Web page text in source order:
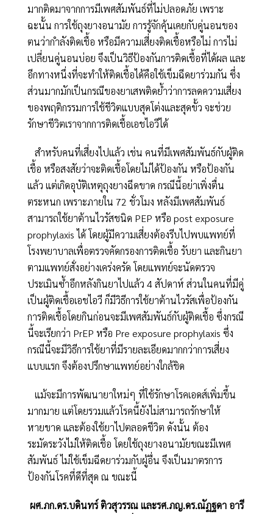
มากติดมาจากการมีเพศสัมพันธ์ที่ไม่ปลอดภัย เพราะ
ฉะนั้น การใช้ถุงยางอนามัย การรู้จักคุ้นเคยกับคู่นอนของ
ตนว่ากำลังติดเชื้อ หรือมีความเสี่ยงติดเชื้อหรือไม่ การไม่
เปลี่ยนคู่นอนบ่อย จึงเป็นวิธีป้องกันการติดเชื้อที่ได้ผล และ
อีกทางหนึ่งที่จะทำให้ติดเชื้อได้คือใช้เข็มฉีดยาร่วมกัน ซึ่ง
ส่วนมากมักเป็นกรณีของยาเสพติดย้ำว่าการลดความเสี่ยง
ของพฤติกรรมการใช้ชีวิตแบบสุดโต่งและสุดขั้ว จะช่วย
รักษาชีวิตเราจากการติดเชื้อเอชไอวีได้
สำหรับคนที่เสี่ยงไปแล้ว เช่น คนที่มีเพศสัมพันธ์กับผู้ติด
เชื้อ หรือสงสัยว่าจะติดเชื้อโดยไม่ได้ป้องกัน หรือป้องกัน
แล้ว แต่เกิดอุบัติเหตุถุงยางฉีดขาด กรณีนี้อย่าเพิ่งตื่น
ตระหนก เพราะภายใน 72 ชั่วโมง หลังมีเพศสัมพันธ์
สามารถใช้ยาต้านไวรัสชนิด PEP หรือ post exposure
prophylaxis ได้ โดยผู้มีความเสี่ยงต้องรีบไปพบแพทย์ที่
โรงพยาบาลเพื่อตรวจคัดกรองการติดเชื้อ รับยา และกินยา
ตามแพทย์สั่งอย่างเคร่งครัด โดยแพทย์จะนัดตรวจ
ประเมินซ้ำอีกหลังกินยาไปแล้ว 4 สัปดาห์ ส่วนในคนที่มีคู่
เป็นผู้ติดเชื้อเอชไอวี ก็มีวิธีการใช้ยาต้านไวรัสเพื่อป้องกัน
การติดเชื้อโดยกินก่อนจะมีเพศสัมพันธ์กับผู้ติดเชื้อ ซึ่งกรณี
นี้จะเรียกว่า PrEP หรือ Pre exposure prophylaxis ซึ่ง
กรณีนี้จะมีวิธีการใช้ยาที่มีรายละเอียดมากกว่าการเสี่ยง
แบบแรก จึงต้องปรึกษาแพทย์อย่างใกล้ชิด
แม้จะมีการพัฒนายาใหม่ๆ ที่ใช้รักษาโรคเอดส์เพิ่มขึ้น
มากมาย แต่โดยรวมแล้วโรคนี้ยังไม่สามารถรักษาให้
หายขาด และต้องใช้ยาไปตลอดชีวิต ดังนั้น ต้อง
ระมัดระวังไม่ให้ติดเชื้อ โดยใช้ถุงยางอนามัยขณะมีเพศ
สัมพันธ์ ไม่ใช้เข็มฉีดยาร่วมกับผู้อื่น จึงเป็นมาตรการ
ป้องกันโรคที่ดีที่สุด ณ ขณะนี้
ผศ.ภก.ดร.บดินทร์ ติวสุวรรณ และรศ.ภญ.ดร.ณัฏฐดา อารี